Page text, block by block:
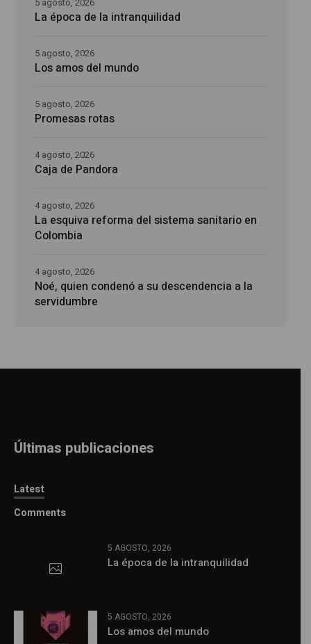
La época de la intranquilidad
Los amos del mundo
5 agosto, 2026
Promesas rotas
5 agosto, 2026
Caja de Pandora
4 agosto, 2026
La esquiva reforma del sistema sanitario en
Colombia
4 agosto, 2026
Noé, quien condenó a su descendencia a la
servidumbre
4 agosto, 2026
Últimas publicaciones
Latest
Comments
5 AGOSTO, 2026
La época de la intranquilidad
5 AGOSTO, 2026
Los amos del mundo